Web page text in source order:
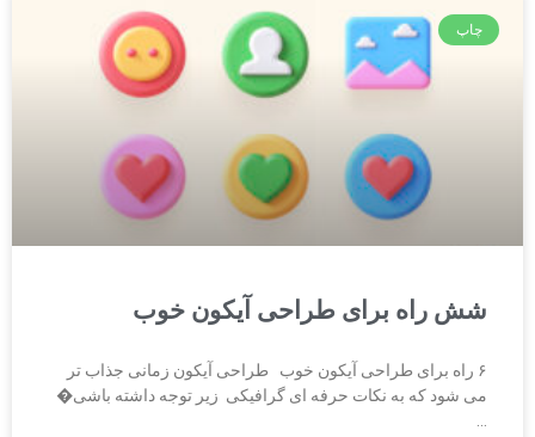
چاپ
شش راه برای طراحی آیکون خوب
۶ راه برای طراحی آیکون خوب طراحی آیکون زمانی جذاب تر
می شود که به نکات حرفه ای گرافیکی زیر توجه داشته باشی�